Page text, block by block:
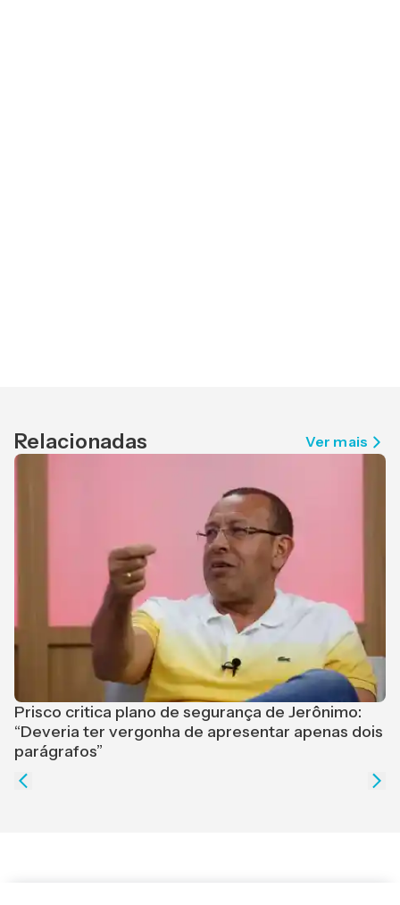
Relacionadas Ver mais
Prisco critica plano de segurança de Jerônimo:
“Deveria ter vergonha de apresentar apenas dois
parágrafos”